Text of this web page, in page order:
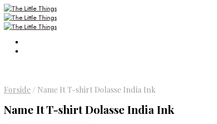
Forside / Name It T-shirt Dolasse India Ink
Name It T-shirt Dolasse India Ink